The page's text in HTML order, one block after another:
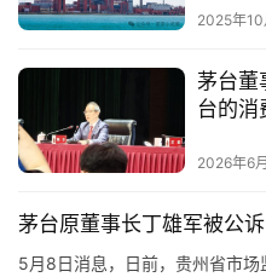
2025年10
茅台董
台的消
2026年6
茅台原董事长丁雄军被公诉
5月8日消息，日前，贵州省市